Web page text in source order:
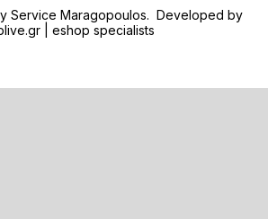
Service Maragopoulos. Developed by
| eshop specialists